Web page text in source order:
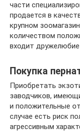
части
продается в
крупном
количеством
входит
Покупка
Приобретать
заводчиков,
и положительные
случае есть риск
агрессивным